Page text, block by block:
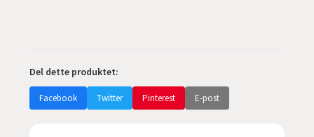
Del dette produktet:
Facebook Twitter Pinterest E-post